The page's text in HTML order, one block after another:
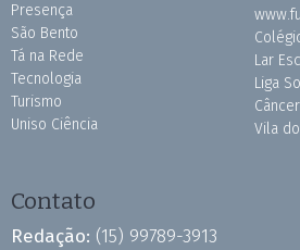
Presença
São Bento
Tá na Rede
Tecnologia
Turismo
Uniso Ciência
Lar
Liga
Câncer
Vila
Contato
Redação: (15) 99789-3913